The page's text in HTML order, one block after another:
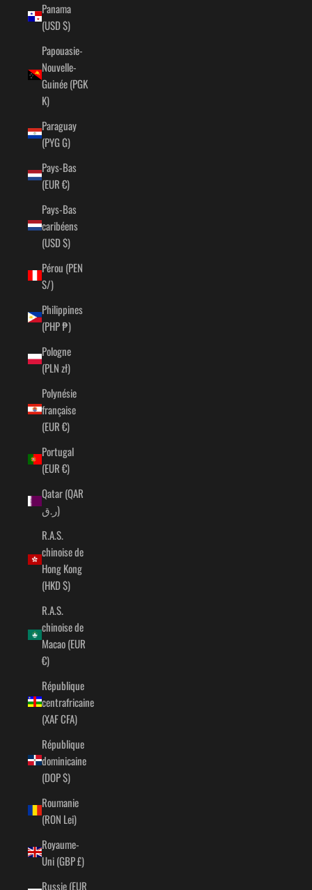
Panama
(USD $)
Papouasie-
Nouvelle-
Guinée (PGK
K)
Paraguay
(PYG ₲)
Pays-Bas
(EUR €)
Pays-Bas
caribéens
(USD $)
Pérou (PEN
S/)
Philippines
(PHP ₱)
Pologne
(PLN zł)
Polynésie
française
(EUR €)
Portugal
(EUR €)
Qatar (QAR
ر.ق)
R.A.S.
chinoise de
Hong Kong
(HKD $)
R.A.S.
chinoise de
Macao (EUR
€)
République
centrafricaine
(XAF CFA)
République
dominicaine
(DOP $)
Roumanie
(RON Lei)
Royaume-
Uni (GBP £)
Russie (EUR